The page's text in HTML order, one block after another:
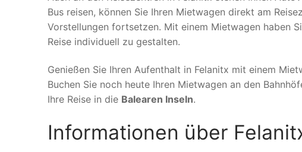
Bus reisen, können Sie Ihren Mietwagen direkt am
Vorstellungen fortsetzen. Mit einem Mietwagen haben
Reise individuell zu gestalten.
Genießen Sie Ihren Aufenthalt in Felanitx mit einem
Buchen Sie noch heute Ihren Mietwagen an den
Ihre Reise in die Balearen Inseln.
Informationen über